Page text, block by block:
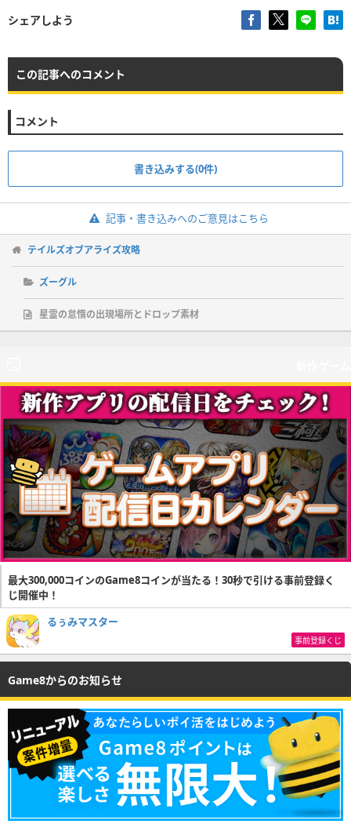
シェアしよう
この記事へのコメント
コメント
書き込みする(0件)
記事・書き込みへのご意見はこちら
テイルズオブアライズ攻略
ズーグル
星霊の怠惰の出現場所とドロップ素材
最大300,000コインのGame8コインが当たる！30秒で引ける事前登録く
じ開催中！
るぅみマスター
事前登録くじ
Game8からのお知らせ